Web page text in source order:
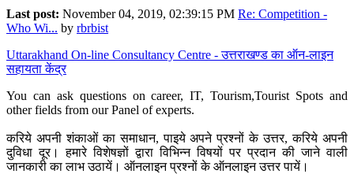
Last post: November 04, 2019, 02:39:15 PM Re: Competition -
Who Wi... by rbrbist
Uttarakhand On-line Consultancy Centre - उत्तराखण्ड का ऑन-लाइन
सहायता केंद्र
You can ask questions on career, IT, Tourism,Tourist Spots and
other fields from our Panel of experts.
करिये अपनी शंकाओं का समाधान, पाइये अपने प्रश्नों के उत्तर, करिये अपनी
दुविधा दूर। हमारे विशेषज्ञों द्वारा विभिन्न विषयों पर प्रदान की जाने वाली
जानकारी का लाभ उठायें। ऑनलाइन प्रश्नों के ऑनलाइन उत्तर पायें।